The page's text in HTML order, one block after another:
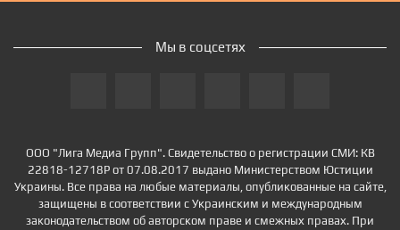
ООО "Лига Медиа Групп". Свидетельство о регистрации СМИ: КВ
22818-12718Р от 07.08.2017 выдано Министерством Юстиции
Украины. Все права на любые материалы, опубликованные на сайте,
защищены в соответствии с Украинским и международным
законодательством об авторском праве и смежных правах. При
Мы в соцсетях